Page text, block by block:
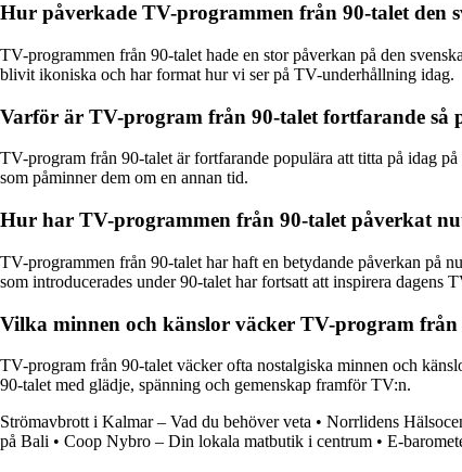
Hur påverkade TV-programmen från 90-talet den
TV-programmen från 90-talet hade en stor påverkan på den
blivit ikoniska och har format hur vi ser på TV-underhållning idag.
Varför är TV-program från 90-talet fortfarande så
TV-program från 90-talet är fortfarande populära att titta på idag
som påminner dem om en annan tid.
Hur har TV-programmen från 90-talet påverkat
TV-programmen från 90-talet har haft en betydande påverkan på
som introducerades under 90-talet har fortsatt att inspirera dagens
Vilka minnen och känslor väcker TV-program
TV-program från 90-talet väcker ofta nostalgiska minnen och
90-talet med glädje, spänning och gemenskap framför TV:n.
Strömavbrott i Kalmar – Vad du behöver veta • Norrlidens
på Bali • Coop Nybro – Din lokala matbutik i centrum • E-